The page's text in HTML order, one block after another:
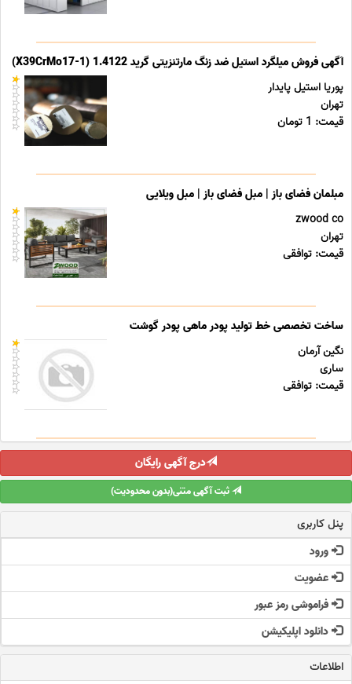
آگهی فروش میلگرد استیل ضد زنگ مارتنزیتی گرید 1.4122 (X39CrMo17-1)
پوریا استیل پایدار
تهران
قیمت: 1 تومان
مبلمان فضای باز | مبل فضای باز | مبل ویلایی
zwood co
تهران
قیمت: توافقی
ساخت تخصصی خط تولید پودر ماهی پودر گوشت
نگین آرمان
ساری
قیمت: توافقی
درج آگهی رایگان
ثبت آگهی متنی(بدون محدودیت)
پنل کاربری
ورود
عضویت
فراموشی رمز عبور
دانلود اپلیکیشن
اطلاعات